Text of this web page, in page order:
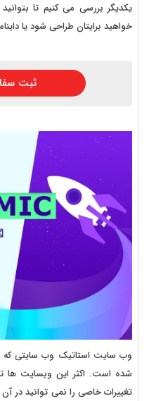
یکدیگر بررسی می کنیم تا
خواهید برایتان طراحی شود یا
ثبت
شده است. اکثر این وبسایت
تغییرات خاصی را نمی توانید در